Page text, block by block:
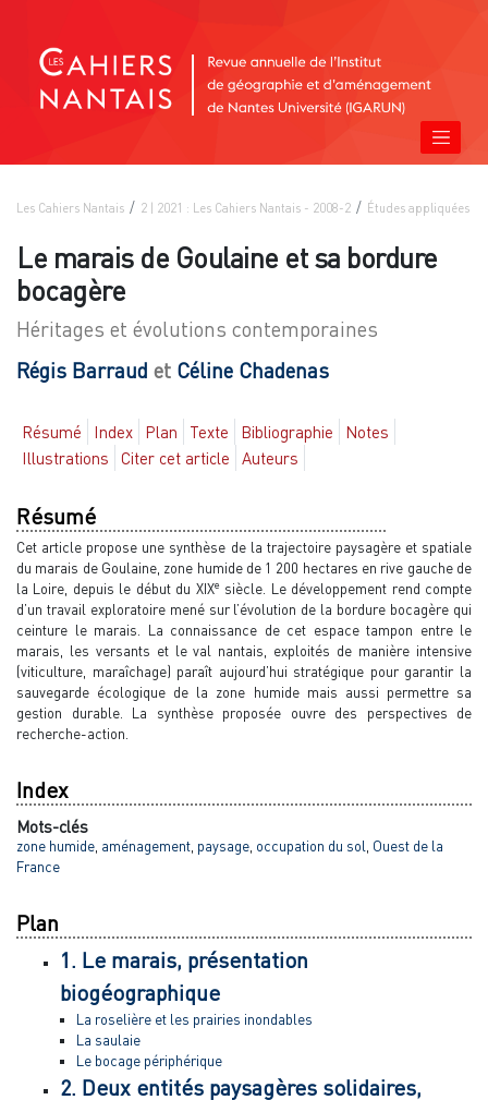
Les Cahiers Nantais 2 | 2021 : Les Cahiers Nantais - 2008-2 Études appliquées
Le marais de Goulaine et sa bordure
bocagère
Héritages et évolutions contemporaines
Régis Barraud et Céline Chadenas
Résumé Index Plan Texte Bibliographie
Notes
Illustrations
Citer cet article Auteurs
Résumé
Cet article propose une synthèse de la trajectoire paysagère et spatiale
du marais de Goulaine, zone humide de 1 200 hectares en rive gauche de
la Loire, depuis le début du XIXe siècle. Le développement rend compte
d’un travail exploratoire mené sur l’évolution de la bordure bocagère qui
ceinture le marais. La connaissance de cet espace tampon entre le
marais, les versants et le val nantais, exploités de manière intensive
(viticulture, maraîchage) paraît aujourd’hui stratégique pour garantir la
sauvegarde écologique de la zone humide mais aussi permettre sa
gestion durable. La synthèse proposée ouvre des perspectives de
recherche-action.
Index
Mots-clés
zone humide aménagement paysage occupation du sol Ouest de la
France
Plan
1. Le marais, présentation
biogéographique
La roselière et les prairies inondables
La saulaie
Le bocage périphérique
2. Deux entités paysagères solidaires,